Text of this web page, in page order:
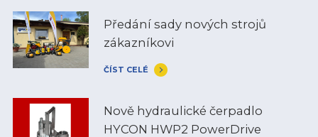
Předání sady nových strojů
zákazníkovi
ČÍST CELÉ
Nově hydraulické čerpadlo
HYCON HWP2 PowerDrive